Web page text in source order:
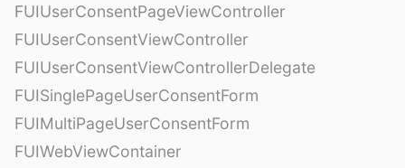
FUIUserConsentPageViewController
FUIUserConsentViewController
FUIUserConsentViewControllerDelegate
FUISinglePageUserConsentForm
FUIMultiPageUserConsentForm
FUIWebViewContainer